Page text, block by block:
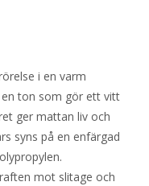
i en varm
ton som gör ett vitt
ger mattan liv och
syns på en enfärgad
mot slitage och